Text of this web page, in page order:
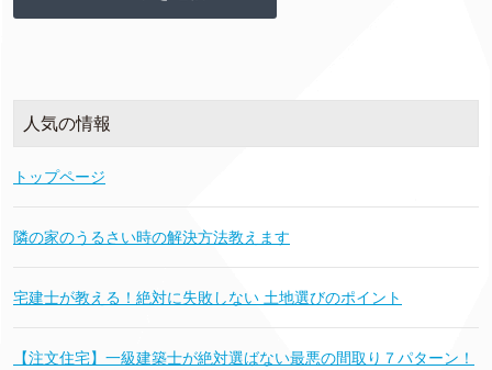
人気の情報
トップページ
隣の家のうるさい時の解決方法教えます
宅建士が教える！絶対に失敗しない 土地選びのポイント
【注文住宅】一級建築士が絶対選ばない最悪の間取り７パターン！